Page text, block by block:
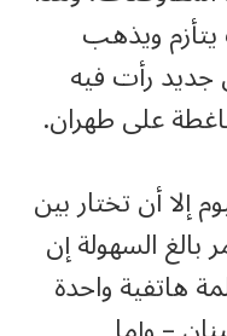
ويذهب
جديد رأت فيه
على طهران.
إلا أن تختار بين
السهولة إن
هاتفية واحدة